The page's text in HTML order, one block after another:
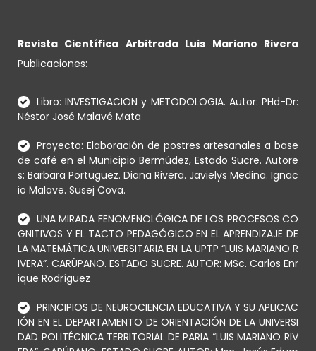
Revista Científica Arbitrada Luis Mariano Rivera
Publicaciones:
Libro: INVESTIGACION y METODOLOGIA. Autor: PHd-Dr:
Néstor José Malavé Mata
Proyecto: Elaboración de postres artesanales a base
de café en el Municipio Bermúdez, Estado Sucre. Autore
s: Barbara Portuguez. Diana Rivera. Javielys Medina. Ignac
io Malave. Susej Cova.
UNA MIRADA FENOMENOLÓGICA DE LOS PROCESOS CO
GNITIVOS Y EL TACTO PEDAGÓGICO EN EL APRENDIZAJE DE
LA MATEMÁTICA UNIVERSITARIA EN LA UPTP “LUIS MARIANO R
IVERA”. CARÚPANO. ESTADO SUCRE. AUTOR: MSc. Carlos Enr
ique Rodríguez
PRINCIPIOS DE NEUROCIENCIA EDUCATIVA Y SU APLICAC
IÓN EN EL DEPARTAMENTO DE ORIENTACIÓN DE LA UNIVERSI
DAD POLITÉCNICA TERRITORIAL DE PARIA “LUIS MARIANO RIV